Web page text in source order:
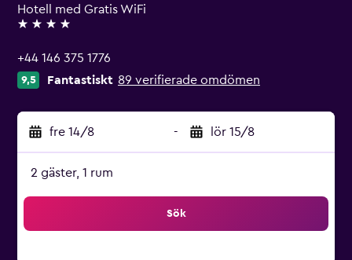
Hotell med Gratis WiFi
4 stjärnor
+44 146 375 1776
9,5 Fantastiskt 89 verifierade omdömen
fre 14/8 - lör 15/8
2 gäster, 1 rum
Sök